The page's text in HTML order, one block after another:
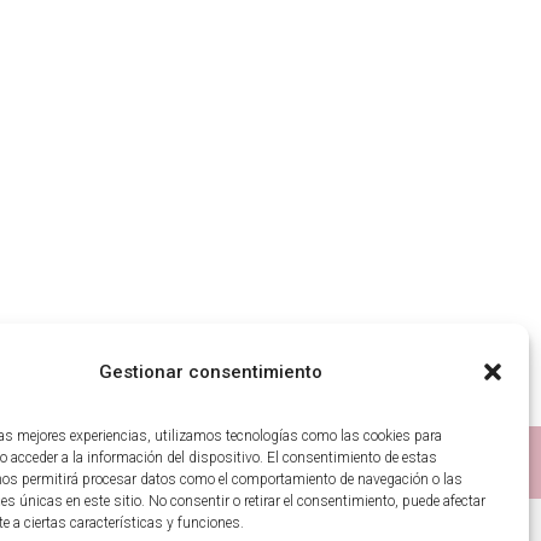
Gestionar consentimiento
mejores experiencias, utilizamos tecnologías como las cookies para
acceder a la información del dispositivo. El consentimiento de estas
permitirá procesar datos como el comportamiento de navegación o las
únicas en este sitio. No consentir o retirar el consentimiento, puede afectar
a ciertas características y funciones.
2020-2026 ©